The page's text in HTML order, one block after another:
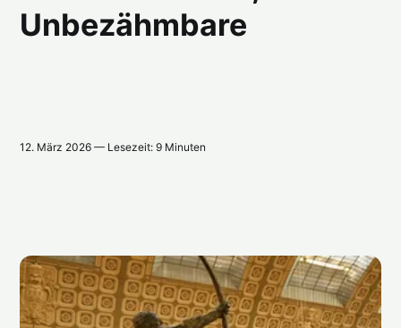
Unbezähmbare
12. März 2026 — Lesezeit: 9 Minuten